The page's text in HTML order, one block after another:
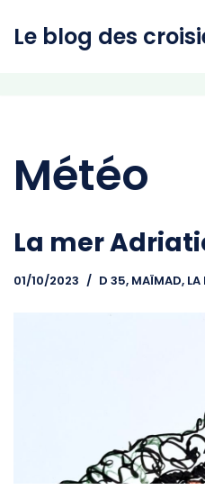
Aller
Le blog des
Météo
La mer
01/10/2023 D 35, MAÏMAD, LA